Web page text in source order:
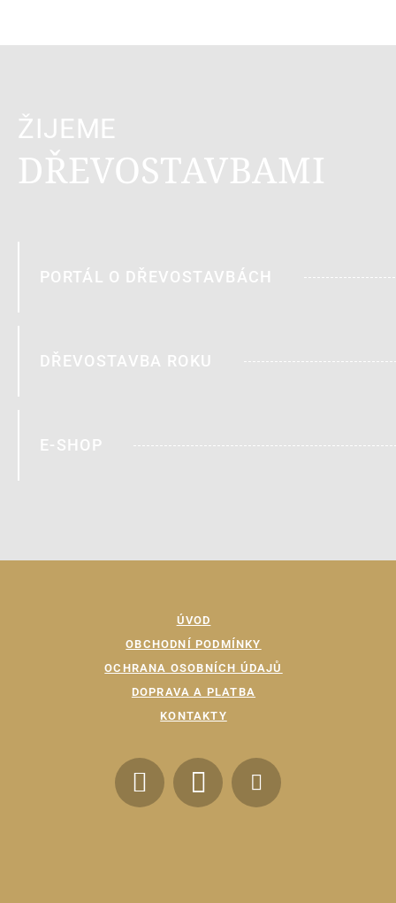
ŽIJEME
DŘEVOSTAVBAMI
PORTÁL O DŘEVOSTAVBÁCH
DŘEVOSTAVBA ROKU
E-SHOP
ÚVOD
OBCHODNÍ PODMÍNKY
OCHRANA OSOBNÍCH ÚDAJŮ
DOPRAVA A PLATBA
KONTAKTY